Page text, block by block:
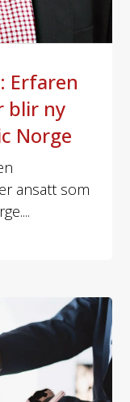
Erfaren
blir ny
Norge
ansatt som